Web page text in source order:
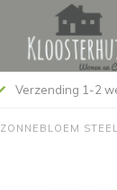
Verzending 1-2
ZONNEBLOEM